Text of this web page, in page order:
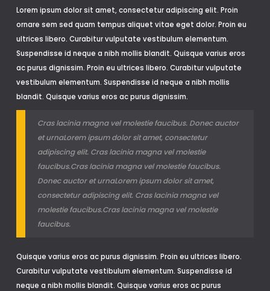
Lorem ipsum dolor sit amet, consectetur adipiscing elit. Proin
ornare sem sed quam tempus aliquet vitae eget dolor. Proin eu
ultrices libero. Curabitur vulputate vestibulum elementum.
Suspendisse id neque a nibh mollis blandit. Quisque varius eros
ac purus dignissim. Proin eu ultrices libero. Curabitur vulputate
vestibulum elementum. Suspendisse id neque a nibh mollis
blandit. Quisque varius eros ac purus dignissim.
Cras lacinia magna vel molestie faucibus. Donec auctor
et urnaLorem ipsum dolor sit amet, consectetur
adipiscing elit. Cras lacinia magna vel molestie
faucibus.Cras lacinia magna vel molestie faucibus.
Donec auctor et urnaLorem ipsum dolor sit amet,
consectetur adipiscing elit. Cras lacinia magna vel
molestie faucibus.Cras lacinia magna vel molestie
faucibus.
Quisque varius eros ac purus dignissim. Proin eu ultrices libero.
Curabitur vulputate vestibulum elementum. Suspendisse id
neque a nibh mollis blandit. Quisque varius eros ac purus